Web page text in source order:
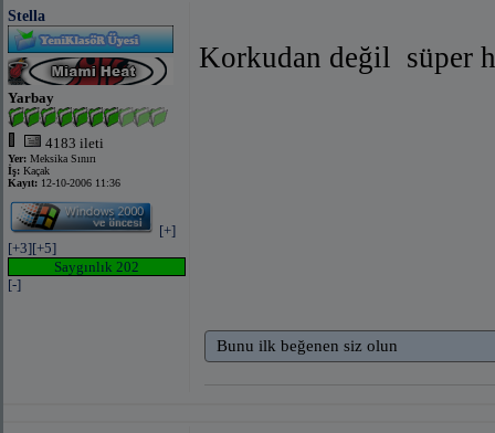
Stella
Yarbay
4183 ileti
Yer: Meksika Sınırı
İş: Kaçak
Kayıt: 12-10-2006 11:36
[+]
[+3][+5]
Saygınlık 202
[-]
Korkudan değil süper
Bunu ilk beğenen siz olun